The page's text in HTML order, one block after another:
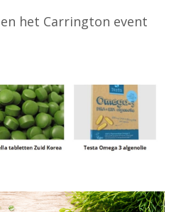
het Carrington event